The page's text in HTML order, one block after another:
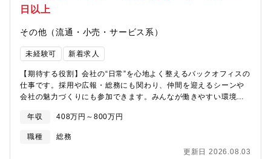
（Finance）＞連続的なM&Aや新規事業を止めないための資金調
長を支える「血流」を管理します。＜M&AとPMI＞成約（ディー
染ませ、財務・ガバナンスの面から価値を向上させていくか。経
日以上
その他（流通・小売・サービス系）
未経験可 新着求人
【期待する役割】会社の“日常”を心地よく整えるバックオフィスの
仕事です。採用や広報・総務にも関わり、仲間を迎えるシーンや
会社の魅力づくりにも参加できます。みんなが働きやすい環境づ
です。あなたの気配りやアイデアを、ここで一緒に活かしてみま
せんか？【職務内容】コーポレートチームの一員として、会社運
営を支える幅広い業務をしていただきます。・総務業務全般・採
用業務（企画～運用）・人事・労務関連業務・広報業務・SNS運
年収 408万円～800万円
職種
総務
更新日 2026.08.03